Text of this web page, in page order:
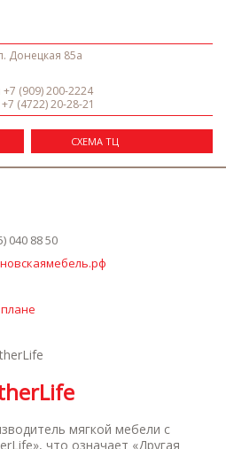
Донецкая 85а
+7 (909) 200-2224
+7 (4722) 20-28-21
СХЕМА ТЦ
040 88 50
мягкой мебели с
что означает «Другая